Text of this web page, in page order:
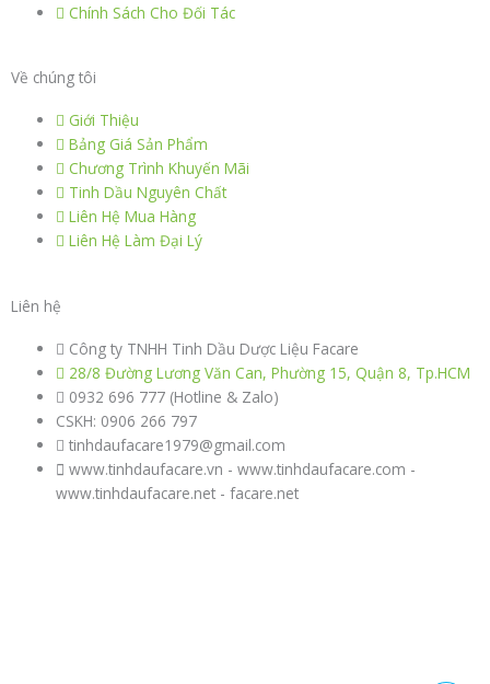
Chính Sách Cho Đối Tác
Về chúng tôi
Giới Thiệu
Bảng Giá Sản Phẩm
Chương Trình Khuyến Mãi
Tinh Dầu Nguyên Chất
Liên Hệ Mua Hàng
Liên Hệ Làm Đại Lý
Liên hệ
Công ty TNHH Tinh Dầu Dược Liệu Facare
28/8 Đường Lương Văn Can, Phường 15, Quận 8, Tp.HCM
0932 696 777 (Hotline & Zalo)
CSKH: 0906 266 797
tinhdaufacare1979@gmail.com
www.tinhdaufacare.vn - www.tinhdaufacare.com -
www.tinhdaufacare.net - facare.net